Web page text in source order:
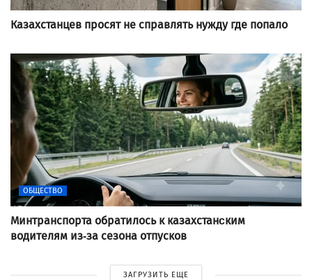
Казахстанцев просят не справлять нужду где попало
ОБЩЕСТВО
Минтранспорта обратилось к казахстанcким
водителям из-за сезона отпусков
ЗАГРУЗИТЬ ЕЩЕ